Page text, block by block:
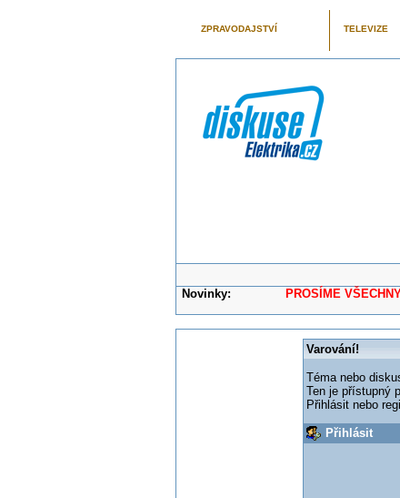
ZPRAVODAJSTVÍ TELEVIZE
Novinky: PROSÍME VŠECHNY
Varování!
Téma nebo
Ten je přístupný
Přihlásit nebo
Přihlásit